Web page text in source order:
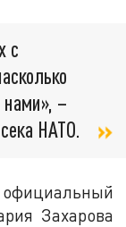
с
нами», –
НАТО.
Захарова